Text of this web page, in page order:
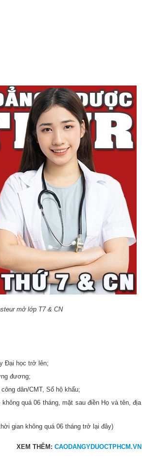
mở lớp T7 & CN
Đại học trở lên;
đương;
dân/CMT, Sổ hộ khẩu;
quá 06 tháng, mặt sau điền Họ và tên, địa
gian không quá 06 tháng trở lại đây)
XEM THÊM: CAODANGYDUOCTPHCM.VN